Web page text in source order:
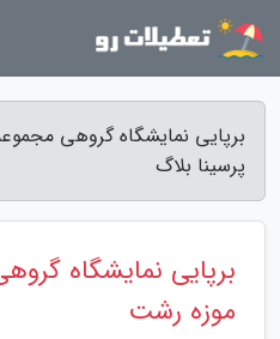
برپایی نمایشگاه گروهی
پرسینا بلاگ
برپایی نمایشگاه
موزه رشت